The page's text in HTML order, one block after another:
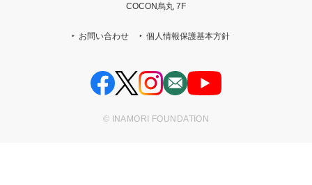
COCON烏丸 7F
お問い合わせ 個人情報保護基本方針
© INAMORI FOUNDATION